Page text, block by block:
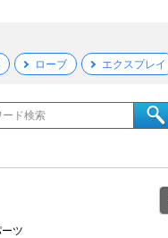
ローブ エクスプレイ
ツ